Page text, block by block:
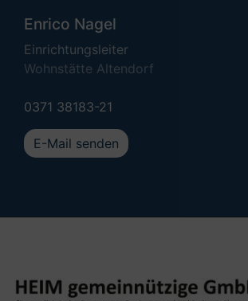
Enrico Nagel
Einrichtungsleiter
Wohnstätte Altendorf
0371 38183-21
E-Mail senden